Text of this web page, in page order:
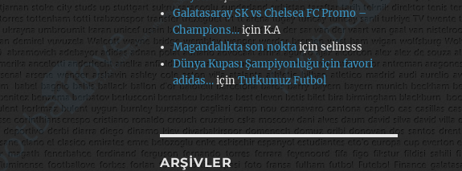
Galatasaray SK vs Chelsea FC Promo –
Champions…içinK.A
Magandalıkta son noktaiçinselinsss
Dünya Kupası Şampiyonluğu için favori
adidas…içinTutkumuz Futbol
ARŞIVLER